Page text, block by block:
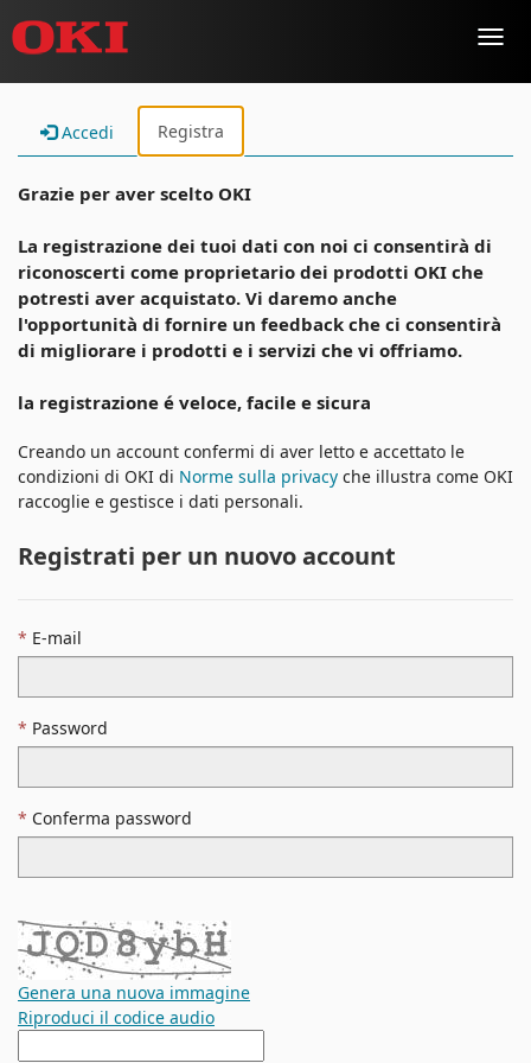
Accedi Registra
Grazie per aver scelto OKI
La registrazione dei tuoi dati con noi ci consentirà di
riconoscerti come proprietario dei prodotti OKI che
potresti aver acquistato. Vi daremo anche
l'opportunità di fornire un feedback che ci consentirà
di migliorare i prodotti e i servizi che vi offriamo.
la registrazione é veloce, facile e sicura
Creando un account confermi di aver letto e accettato le
condizioni di OKI di Norme sulla privacy che illustra come OKI
raccoglie e gestisce i dati personali.
Registrati per un nuovo account
E-mail
Password
Conferma password
Genera una nuova immagine
Riproduci il codice audio